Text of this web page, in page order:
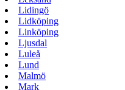
Lidingö
Lidköping
Linköping
Ljusdal
Luleå
Lund
Malmö
Mark